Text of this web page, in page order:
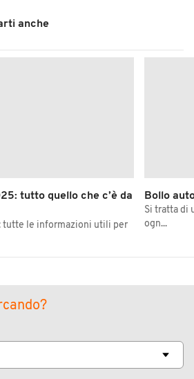
anche
tutto quello che c’è da
tutte le informazioni utili per
Bollo
Si tratta di
ogn...